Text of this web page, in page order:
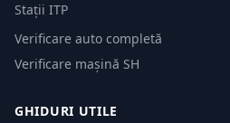
Stații ITP
Verificare auto completă
Verificare mașină SH
GHIDURI UTILE